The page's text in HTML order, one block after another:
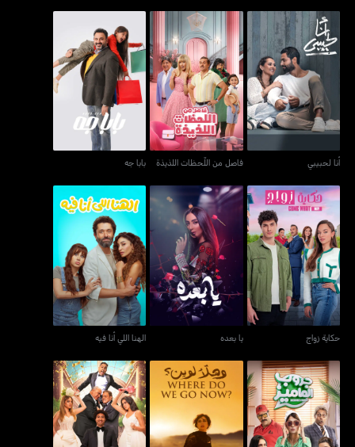
أنا لحبيبي
أنا لحبيبي
فاصل من اللّحظات اللذيذة
فاصل من اللّحظات اللذيذة بابا جه
حكاية زواج
حكاية زواج
يا بعده
يا بعده
الهنا اللي أنا فيه
الهنا اللي أنا فيه
جروب الماميز وهلأ لوين بعد الشر